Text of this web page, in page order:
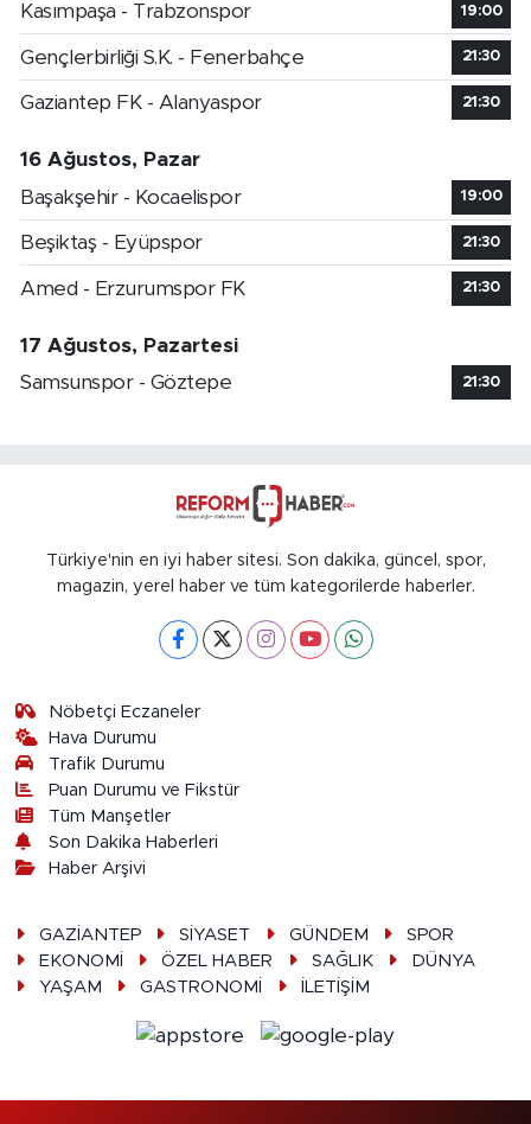
Kasımpaşa - Trabzonspor 19:00
Gençlerbirliği S.K. - Fenerbahçe 21:30
Gaziantep FK - Alanyaspor 21:30
16 Ağustos, Pazar
Başakşehir - Kocaelispor
19:00
Beşiktaş - Eyüpspor 21:30
Amed - Erzurumspor FK 21:30
17 Ağustos, Pazartesi
Samsunspor - Göztepe
21:30
Türkiye'nin en iyi haber sitesi. Son dakika, güncel, spor,
magazin, yerel haber ve tüm kategorilerde haberler.
Nöbetçi Eczaneler
Hava Durumu
Trafik Durumu
Puan Durumu ve Fikstür
Tüm Manşetler
Son Dakika Haberleri
Haber Arşivi
GAZİANTEP SİYASET GÜNDEM
SPOR
EKONOMİ
ÖZEL HABER SAĞLIK
DÜNYA
YAŞAM
GASTRONOMİ İLETİŞİM